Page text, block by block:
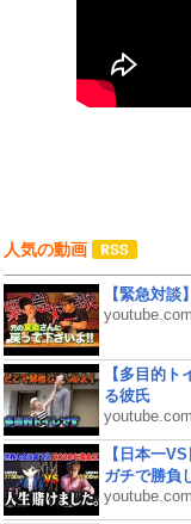
人気の動画
【緊急対
youtube.com
【多目的
る彼氏
youtube.com
【日本一
ガチで勝負
youtube.com